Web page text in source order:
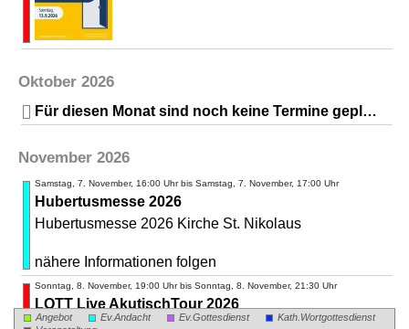
Oktober 2026
Für diesen Monat sind noch keine Termine geplant
November 2026
Samstag, 7. November, 16:00 Uhr bis Samstag, 7. November, 17:00 Uhr
Hubertusmesse 2026
Hubertusmesse 2026 Kirche St. Nikolaus
nähere Informationen folgen
Sonntag, 8. November, 19:00 Uhr bis Sonntag, 8. November, 21:30 Uhr
LOTT Live AkutischTour 2026
Angebot Ev.Andacht Ev.Gottesdienst
Kath.Wortgottesdienst